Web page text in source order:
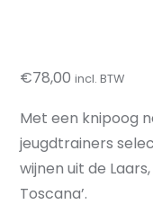
€78,00 incl. BTW
Met een knipoog
jeugdtrainers
wijnen uit de
Toscana’.